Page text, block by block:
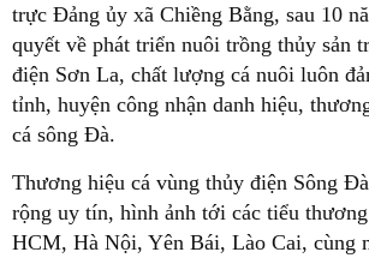
trực Đảng ủy xã Chiềng Bằng, sau 10
quyết về phát triển nuôi trồng thủy sản
điện Sơn La, chất lượng cá nuôi luôn
tỉnh, huyện công nhận danh hiệu,
cá sông Đà.
Thương hiệu cá vùng thủy điện Sông
rộng uy tín, hình ảnh tới các tiểu
HCM, Hà Nội, Yên Bái, Lào Cai, cùng